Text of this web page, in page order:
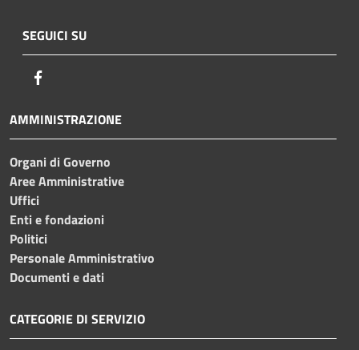
SEGUICI SU
AMMINISTRAZIONE
Organi di Governo
Aree Amministrative
Uffici
Enti e fondazioni
Politici
Personale Amministrativo
Documenti e dati
CATEGORIE DI SERVIZIO